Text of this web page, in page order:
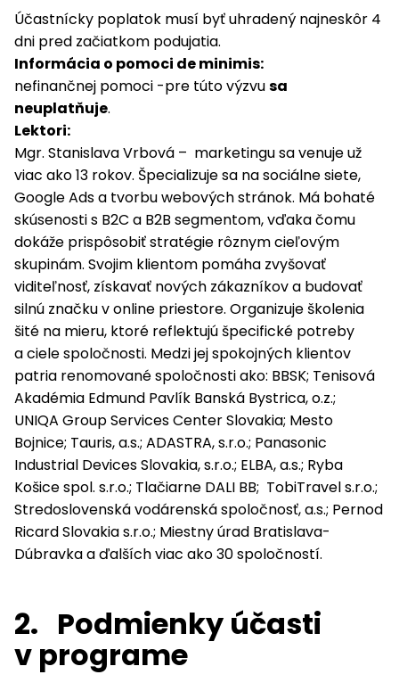
Účastnícky poplatok musí byť uhradený najneskôr 4
dni pred začiatkom podujatia.
Informácia o pomoci de minimis:
nefinančnej pomoci -pre túto výzvusa
neuplatňuje.
Lektori:
Mgr. Stanislava Vrbová – marketingu sa venuje už
viac ako 13 rokov. Špecializuje sa na sociálne siete,
Google Ads a tvorbu webových stránok. Má bohaté
skúsenosti s B2C a B2B segmentom, vďaka čomu
dokáže prispôsobiť stratégie rôznym cieľovým
skupinám. Svojim klientom pomáha zvyšovať
viditeľnosť, získavať nových zákazníkov a budovať
silnú značku v online priestore. Organizuje školenia
šité na mieru, ktoré reflektujú špecifické potreby
a ciele spoločnosti. Medzi jej spokojných klientov
patria renomované spoločnosti ako: BBSK; Tenisová
Akadémia Edmund Pavlík Banská Bystrica, o.z.;
UNIQA Group Services Center Slovakia; Mesto
Bojnice; Tauris, a.s.; ADASTRA, s.r.o.; Panasonic
Industrial Devices Slovakia, s.r.o.; ELBA, a.s.; Ryba
Košice spol. s.r.o.; Tlačiarne DALI BB; TobiTravel s.r.o.;
Stredoslovenská vodárenská spoločnosť, a.s.; Pernod
Ricard Slovakia s.r.o.; Miestny úrad Bratislava-
Dúbravka a ďalších viac ako 30 spoločností.
2. Podmienky účasti
v programe